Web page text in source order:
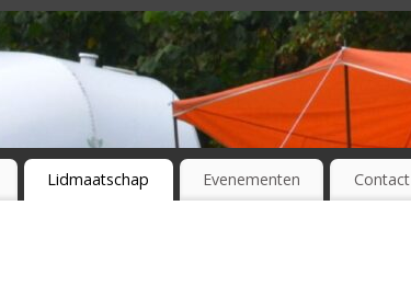
Lidmaatschap Evenementen Contact